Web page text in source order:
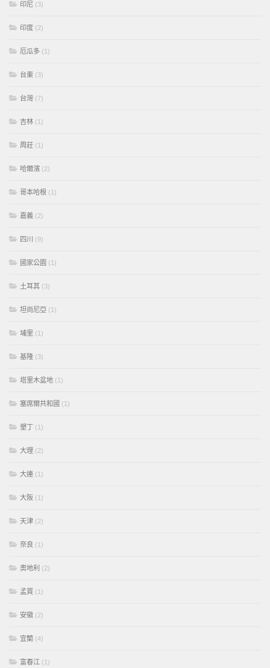
印尼 (3)
印度 (2)
厄瓜多 (1)
台東 (3)
台灣 (7)
吉林 (1)
周莊 (1)
哈爾濱 (2)
哥本哈根 (1)
嘉義 (2)
四川 (9)
國家公園 (1)
土耳其 (3)
坦尚尼亞 (1)
埔里 (1)
基隆 (3)
塔里木盆地 (1)
塞席爾共和國 (1)
墾丁 (1)
大理 (2)
大連 (1)
大阪 (1)
天津 (2)
奈良 (1)
奧地利 (2)
孟買 (1)
安徽 (2)
宜蘭 (4)
富春江 (1)